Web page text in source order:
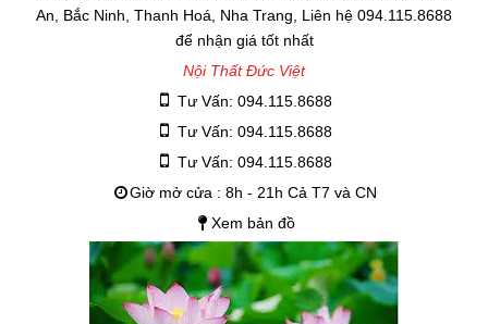
An, Bắc Ninh, Thanh Hoá, Nha Trang, Liên hệ 094.115.8688
để nhận giá tốt nhất
Nội Thất Đức Việt
Tư Vấn: 094.115.8688
Tư Vấn: 094.115.8688
Tư Vấn: 094.115.8688
Giờ mở cửa : 8h - 21h Cả T7 và CN
Xem bản đồ